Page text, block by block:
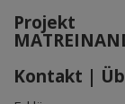
Projekt
Kontakt |